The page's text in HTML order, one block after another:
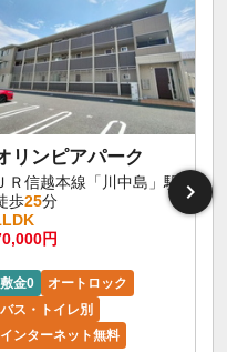
リンピアパーク
Ｒ信越本線「川中島」駅
歩25分
円
敷金0
オートロック
バス・トイレ別
インターネット無料